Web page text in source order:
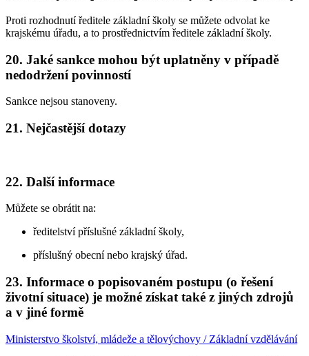
Proti rozhodnutí ředitele základní školy se můžete odvolat ke
krajskému úřadu, a to prostřednictvím ředitele základní školy.
20. Jaké sankce mohou být uplatněny v případě
nedodržení povinností
Sankce nejsou stanoveny.
21. Nejčastější dotazy
22. Další informace
Můžete se obrátit na:
ředitelství příslušné základní školy,
příslušný obecní nebo krajský úřad.
23. Informace o popisovaném postupu (o řešení
životní situace) je možné získat také z jiných zdrojů
a v jiné formě
Ministerstvo školství, mládeže a tělovýchovy / Základní vzdělávání